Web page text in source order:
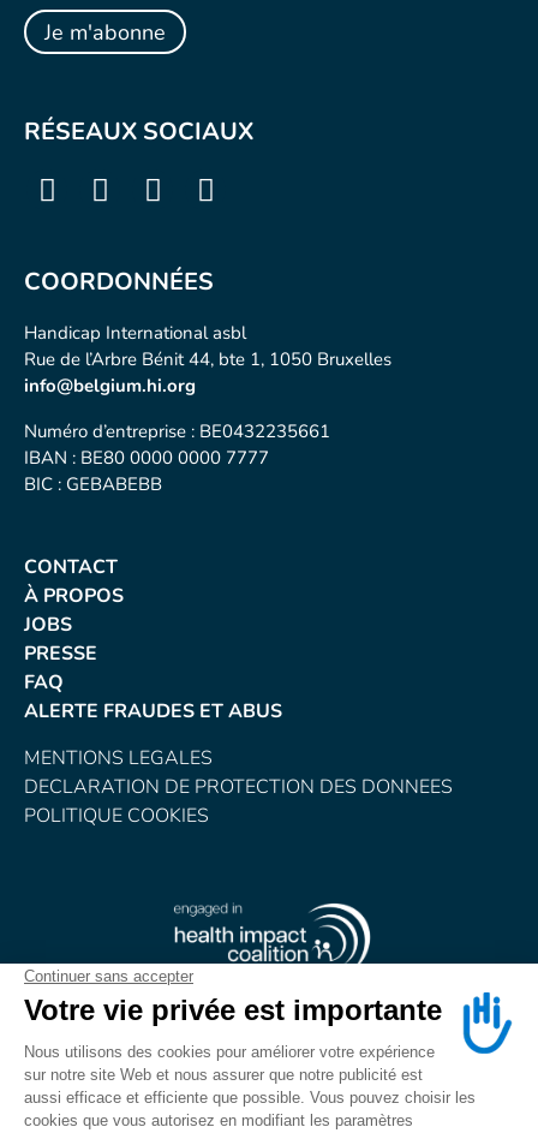
RÉSEAUX SOCIAUX
COORDONNÉES
Handicap International asbl
Rue de l’Arbre Bénit 44, bte 1, 1050 Bruxelles
info@belgium.hi.org
Numéro d’entreprise : BE0432235661
IBAN : BE80 0000 0000 7777
BIC : GEBABEBB
CONTACT
À PROPOS
JOBS
PRESSE
FAQ
ALERTE FRAUDES ET ABUS
MENTIONS LEGALES
DECLARATION DE PROTECTION DES DONNEES
POLITIQUE COOKIES